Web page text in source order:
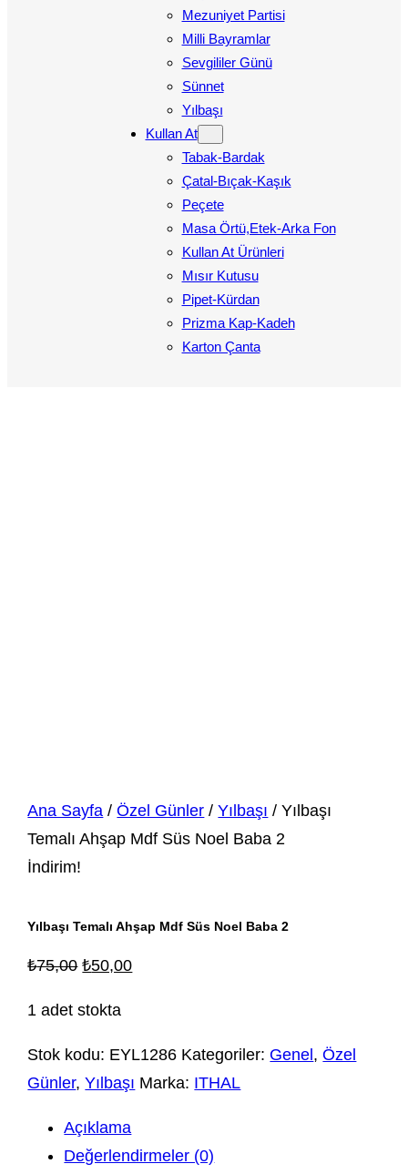
Mezuniyet Partisi
Milli Bayramlar
Sevgililer Günü
Sünnet
Yılbaşı
Kullan At
Tabak-Bardak
Çatal-Bıçak-Kaşık
Peçete
Masa Örtü,Etek-Arka Fon
Kullan At Ürünleri
Mısır Kutusu
Pipet-Kürdan
Prizma Kap-Kadeh
Karton Çanta
Ana Sayfa /Özel Günler /Yılbaşı / Yılbaşı
Temalı Ahşap Mdf Süs Noel Baba 2
İndirim!
Yılbaşı Temalı Ahşap Mdf Süs Noel Baba 2
₺75,00 Orijinal
₺75,00.
₺50,00Şu
₺50,00.
1 adet stokta
Stok kodu: EYL1286 Kategoriler: Genel ,Özel
Günler,Yılbaşı Marka: ITHAL
Açıklama
Değerlendirmeler (0)